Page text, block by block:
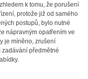
k tomu, že porušení
protože již od samého
postupů, bylo nutné
nápravným opatřením ve
je míněno, zrušení
předmětné